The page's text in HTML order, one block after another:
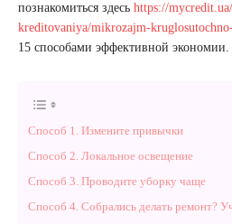
познакомиться здесь https://
kreditovaniya/mikrozajm-
15 способами эффективной экономии.
Способ 1. Измените привычки
Способ 2. Локальное освещение
Способ 3. Проводите уборку чаще
Способ 4. Собрались делать ремонт?